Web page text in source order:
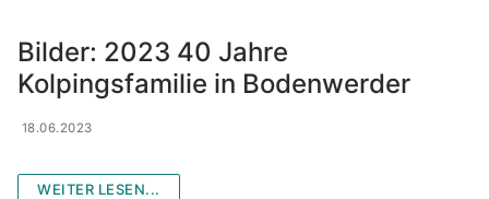
Bilder: 2023 40 Jahre
Kolpingsfamilie in Bodenwerder
18.06.2023
WEITER LESEN...